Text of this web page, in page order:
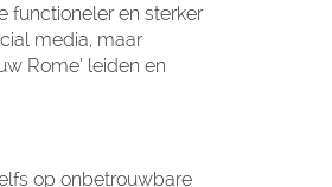
functioneler en sterker
media, maar
Rome’ leiden en
op onbetrouwbare